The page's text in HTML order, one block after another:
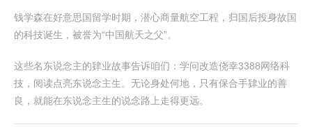
钱学森在好意思国留学时期，潜心商量航空工程，归国后投身故国
的科技诞生，被誉为“中国航天之父”。
这些名东说念主的肄业故事告诉咱们：学问改造侥幸3388网络科
技，阅读点亮东说念主生。无论身处何地，只有保合手肄业的善
良，就能在东说念主生的说念路上走得更远。